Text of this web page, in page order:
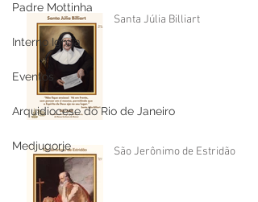
Padre Mottinha
Interno Igreja
Eventos
Arquidiocese do Rio de Janeiro
Medjugorje
Santa Júlia Billiart
São Jerônimo de Estridão